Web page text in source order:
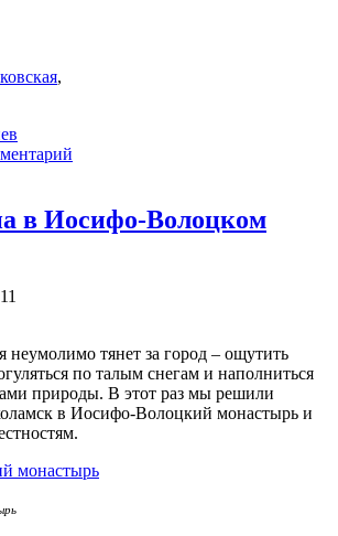
,
в Иосифо-Волоцком
неумолимо тянет за город – ощутить
по талым снегам и наполниться
природы. В этот раз мы решили
в Иосифо-Волоцкий монастырь и